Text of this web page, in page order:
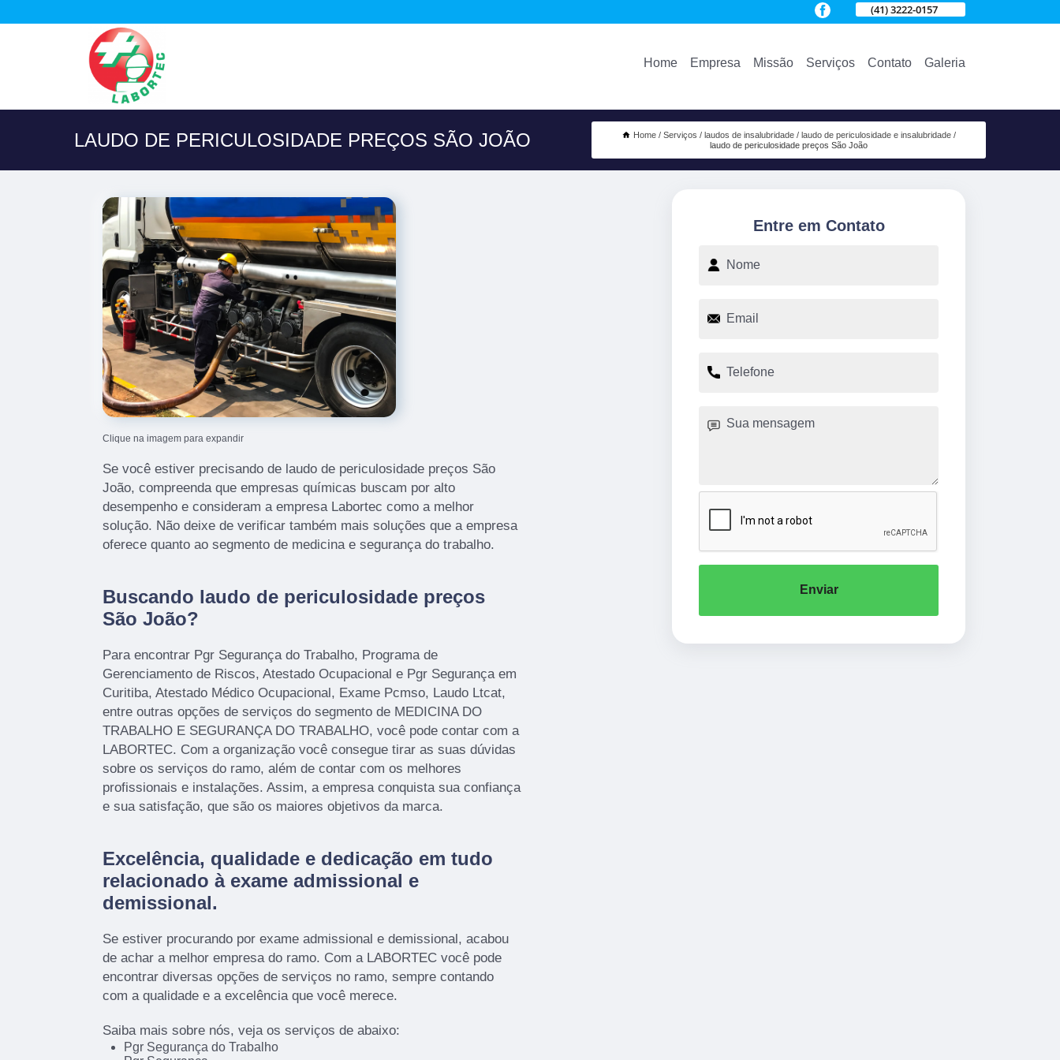
(41) 3222-0157
Home Empresa Missão Serviços Contato Galeria
LAUDO DE PERICULOSIDADE PREÇOS SÃO JOÃO Home Serviços laudos de insalubridade
laudo de periculosidade e insalubridade
laudo de periculosidade preços São João
Clique na imagem para expandir
Se você estiver precisando de laudo de periculosidade preços São
João, compreenda que empresas químicas buscam por alto
desempenho e consideram a empresa Labortec como a melhor
solução. Não deixe de verificar também mais soluções que a empresa
oferece quanto ao segmento de medicina e segurança do trabalho.
Buscando laudo de periculosidade preços
São João?
Para encontrar Pgr Segurança do Trabalho, Programa de
Gerenciamento de Riscos, Atestado Ocupacional e Pgr Segurança em
Curitiba, Atestado Médico Ocupacional, Exame Pcmso, Laudo Ltcat,
entre outras opções de serviços do segmento de MEDICINA DO
TRABALHO E SEGURANÇA DO TRABALHO, você pode contar com a
LABORTEC. Com a organização você consegue tirar as suas dúvidas
sobre os serviços do ramo, além de contar com os melhores
profissionais e instalações. Assim, a empresa conquista sua confiança
e sua satisfação, que são os maiores objetivos da marca.
Excelência, qualidade e dedicação em tudo
relacionado à exame admissional e
demissional.
Se estiver procurando por exame admissional e demissional, acabou
de achar a melhor empresa do ramo. Com a LABORTEC você pode
encontrar diversas opções de serviços no ramo, sempre contando
com a qualidade e a excelência que você merece.
Saiba mais sobre nós, veja os serviços de abaixo:
Pgr Segurança do Trabalho
Entre em Contato
Enviar